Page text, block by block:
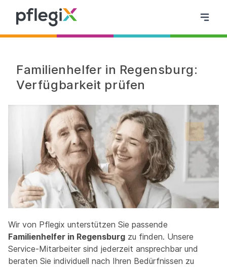
Familienhelfer in Regensburg:
Verfügbarkeit prüfen
Wir von Pflegix unterstützen Sie passende
Familienhelfer in Regensburg zu finden. Unsere
Service-Mitarbeiter sind jederzeit ansprechbar und
beraten Sie individuell nach Ihren Bedürfnissen zu